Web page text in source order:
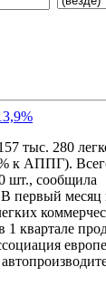
тыс. 280
к АППГ).
шт., сообщила
первый месяц
квартале